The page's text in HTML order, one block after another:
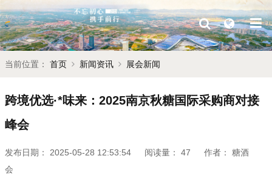
当前位置： 首页 新闻资讯 展会新闻
跨境优选·*味来：2025南京秋糖国际采购商对接
峰会
发布日期： 2025-05-28 12:53:54 阅读量： 47 作者：
糖酒
会